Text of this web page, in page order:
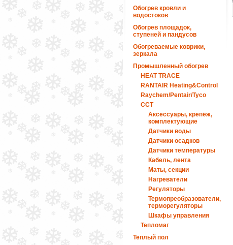
Обогрев кровли и
водостоков
Обогрев площадок,
ступеней и пандусов
Обогреваемые коврики,
зеркала
Промышленный обогрев
HEAT TRACE
RANTAIR Heating&Control
Raychem/Pentair/Tyco
ССТ
Аксессуары, крепёж,
комплектующие
Датчики воды
Датчики осадков
Датчики температуры
Кабель, лента
Маты, секции
Нагреватели
Регуляторы
Термопреобразователи,
терморегуляторы
Шкафы управления
Тепломаг
Теплый пол